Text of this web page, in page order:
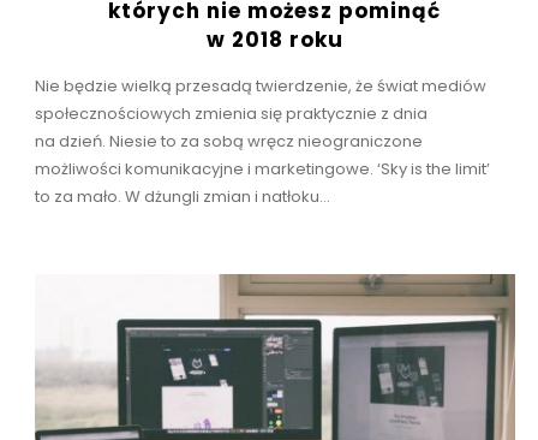
których nie możesz pominąć
w 2018 roku
Nie będzie wielką przesadą twierdzenie, że świat mediów
społecznościowych zmienia się praktycznie z dnia
na dzień. Niesie to za sobą wręcz nieograniczone
możliwości komunikacyjne i marketingowe. ‘Sky is the limit’
to za mało. W dżungli zmian i natłoku...